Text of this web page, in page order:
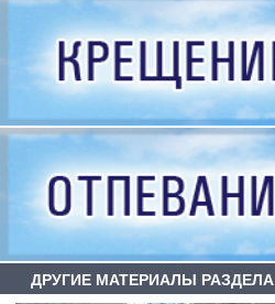
ДРУГИЕ МАТЕРИАЛЫ РАЗДЕЛА